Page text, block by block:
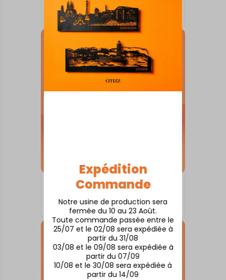
Expédition
Commande
Notre usine de production sera
fermée du 10 au 23 Août.
Toute commande passée entre le
25/07 et le 02/08 sera expédiée à
partir du 31/08
03/08 et le 09/08 sera expédiée à
partir du 07/09
10/08 et le 30/08 sera expédiée à
partir du 14/09
Antibes
À partir de80,00€
SKYLINE SUR SOCLE
Aix Sainte-Victoire
À partir de80,00€